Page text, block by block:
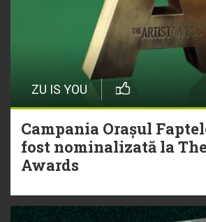
ZU IS YOU
Campania Orașul
fost nominalizată la
Awards